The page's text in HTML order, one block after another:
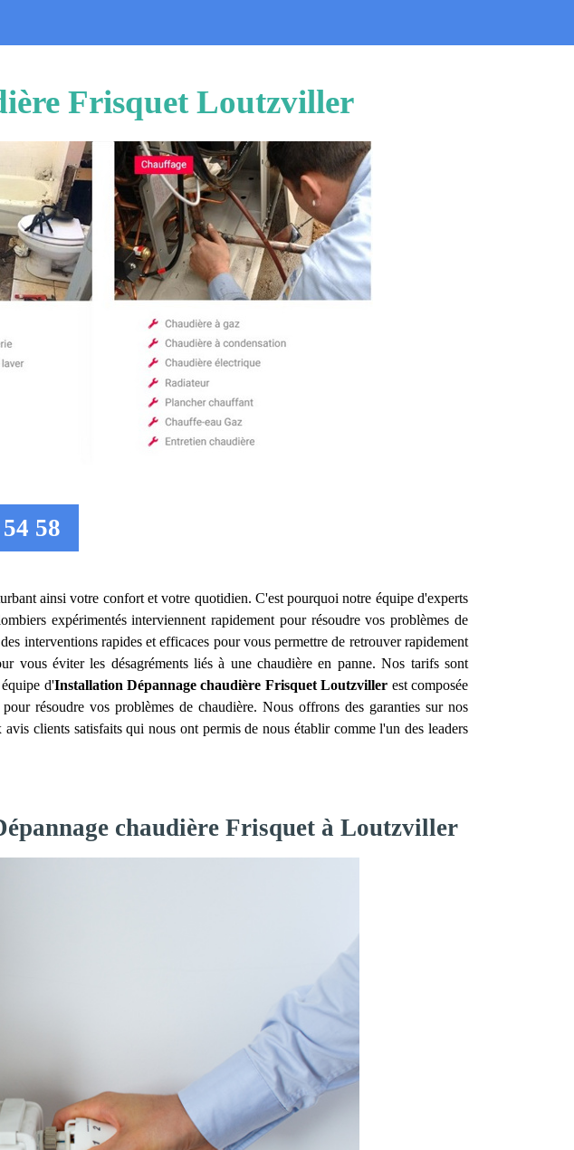
Frisquet Loutzviller
58
ainsi votre confort et votre quotidien. C'est pourquoi notre équipe d'experts
expérimentés interviennent rapidement pour résoudre vos problèmes de
interventions rapides et efficaces pour vous permettre de retrouver rapidement
vous éviter les désagréments liés à une chaudière en panne. Nos tarifs sont
d'Installation Dépannage chaudière Frisquet Loutzviller est composée
résoudre vos problèmes de chaudière. Nous offrons des garanties sur nos
clients satisfaits qui nous ont permis de nous établir comme l'un des leaders
chaudière Frisquet à Loutzviller